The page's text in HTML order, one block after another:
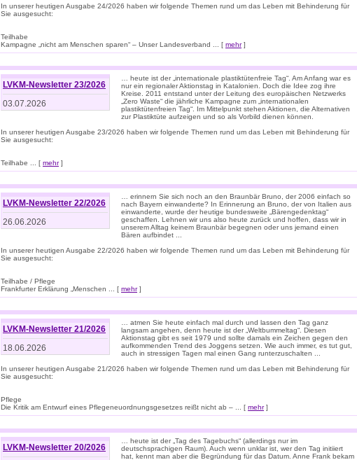
In unserer heutigen Ausgabe 24/2026 haben wir folgende Themen rund um das Leben mit Behinderung für
Sie ausgesucht:
Teilhabe
Kampagne „nicht am Menschen sparen“ – Unser Landesverband ... [ mehr]
LVKM-Newsletter 23/2026
03.07.2026
… heute ist der „internationale plastiktütenfreie Tag“. Am Anfang war es
nur ein regionaler Aktionstag in Katalonien. Doch die Idee zog ihre
Kreise. 2011 entstand unter der Leitung des europäischen Netzwerks
„Zero Waste“ die jährliche Kampagne zum „internationalen
plastiktütenfreien Tag“. Im Mittelpunkt stehen Aktionen, die Alternativen
zur Plastiktüte aufzeigen und so als Vorbild dienen können.
In unserer heutigen Ausgabe 23/2026 haben wir folgende Themen rund um das Leben mit Behinderung für
Sie ausgesucht:
Teilhabe ... [ mehr]
LVKM-Newsletter 22/2026
26.06.2026
… erinnern Sie sich noch an den Braunbär Bruno, der 2006 einfach so
nach Bayern einwanderte? In Erinnerung an Bruno, der von Italien aus
einwanderte, wurde der heutige bundesweite „Bärengedenktag“
geschaffen. Lehnen wir uns also heute zurück und hoffen, dass wir in
unserem Alltag keinem Braunbär begegnen oder uns jemand einen
Bären aufbindet ...
In unserer heutigen Ausgabe 22/2026 haben wir folgende Themen rund um das Leben mit Behinderung für
Sie ausgesucht:
Teilhabe / Pflege
Frankfurter Erklärung „Menschen ... [ mehr]
LVKM-Newsletter 21/2026
18.06.2026
… atmen Sie heute einfach mal durch und lassen den Tag ganz
langsam angehen, denn heute ist der „Weltbummeltag“. Diesen
Aktionstag gibt es seit 1979 und sollte damals ein Zeichen gegen den
aufkommenden Trend des Joggens setzen. Wie auch immer, es tut gut,
auch in stressigen Tagen mal einen Gang runterzuschalten ...
In unserer heutigen Ausgabe 21/2026 haben wir folgende Themen rund um das Leben mit Behinderung für
Sie ausgesucht:
Pflege
Die Kritik am Entwurf eines Pflegeneuordnungsgesetzes reißt nicht ab – ... [ mehr]
LVKM-Newsletter 20/2026
… heute ist der „Tag des Tagebuchs“ (allerdings nur im
deutschsprachigen Raum). Auch wenn unklar ist, wer den Tag initiiert
hat, kennt man aber die Begründung für das Datum. Anne Frank bekam